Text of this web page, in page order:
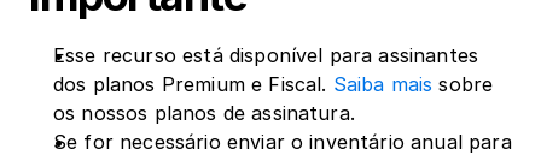
Esse recurso está disponível para assinantes
dos planos Premium e Fiscal. Saiba mais sobre
os nossos planos de assinatura.
Se for necessário enviar o inventário anual para